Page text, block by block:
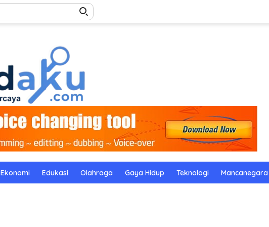
Ekonomi Edukasi Olahraga Gaya Hidup Teknologi Mancanegara